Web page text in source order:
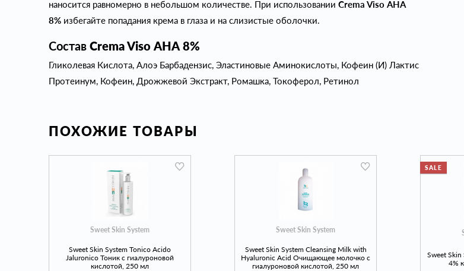
наносится равномерно в небольшом количестве. При использовании Crema Viso АНА
8% избегайте попадания крема в глаза и на слизистые оболочки.
Состав Crema Viso АНА 8%
Гликолевая Кислота, Алоэ Барбадензис, Эластиновые Аминокислоты, Кофеин (И) Лактис
Протеинум, Кофеин, Дрожжевой Экстракт, Ромашка, Токоферол, Ретинол
ПОХОЖИЕ ТОВАРЫ
Sweet Skin System
Sweet Skin System Tonico Acido
Jaluronico Тоник с гиалуроновой
кислотой, 250 мл
Sweet Skin System
Sweet Skin System Cleansing Milk with
Hyaluronic Acid Очищающее молочко с
гиалуроновой кислотой, 250 мл
SALE
Sweet
4%